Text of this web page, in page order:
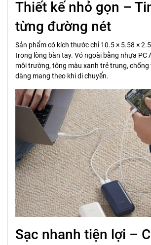
Thiết kế nhỏ gọn –
từng đường nét
Sản phẩm có kích thước chỉ 10.5 × 5.58 ×
trong lòng bàn tay. Vỏ ngoài bằng nhựa PC
môi trường, tông màu xanh trẻ trung, chống
dàng mang theo khi di chuyển.
Sạc nhanh tiện lợi –